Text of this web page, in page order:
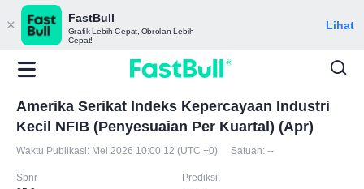
FastBull
Grafik Lebih Cepat, Obrolan Lebih
Cepat!
Lihat
Amerika Serikat Indeks Kepercayaan Industri
Kecil NFIB (Penyesuaian Per Kuartal) (Apr)
Waktu Publikasi: Mei 2026 10:00 12 (UTC +0) Satuan: --
Sbnr
Prediksi.